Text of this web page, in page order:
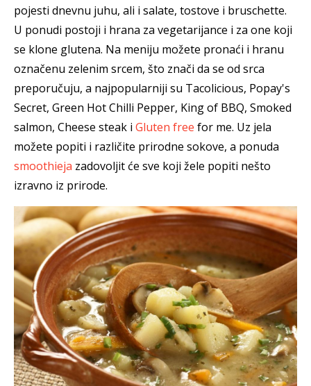
pojesti dnevnu juhu, ali i salate, tostove i bruschette.
U ponudi postoji i hrana za vegetarijance i za one koji
se klone glutena. Na meniju možete pronaći i hranu
označenu zelenim srcem, što znači da se od srca
preporučuju, a najpopularniji su Tacolicious, Popay's
Secret, Green Hot Chilli Pepper, King of BBQ, Smoked
salmon, Cheese steak i Gluten free for me. Uz jela
možete popiti i različite prirodne sokove, a ponuda
smoothieja zadovoljit će sve koji žele popiti nešto
izravno iz prirode.